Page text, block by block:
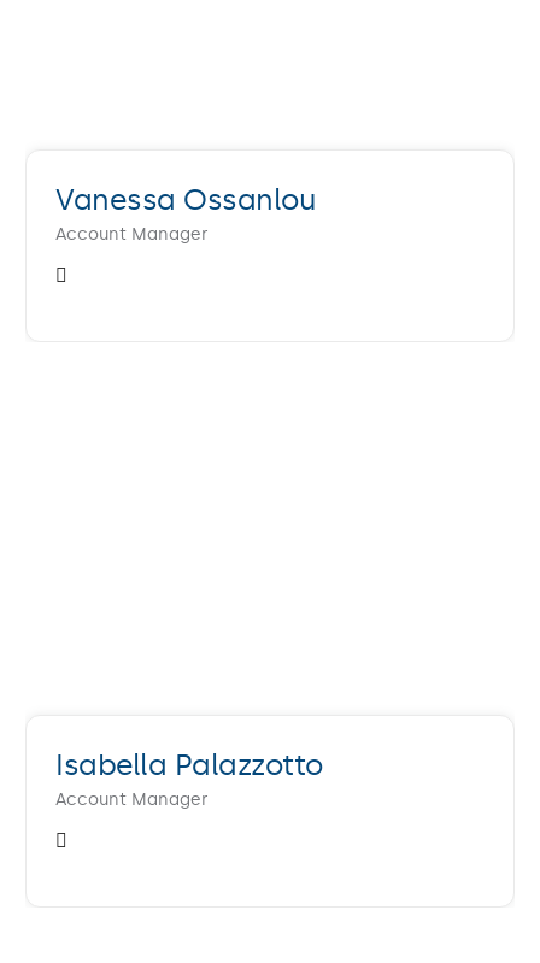
Vanessa Ossanlou
Account Manager
Isabella Palazzotto
Account Manager